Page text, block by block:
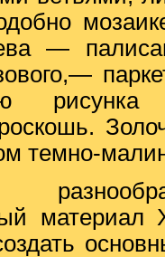
—
темно-